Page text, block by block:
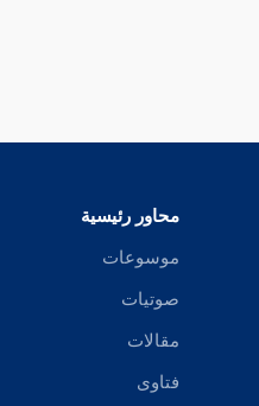
سورة القدر
سورة الزلزلة
سورة العاديات
محاور رئيسية
موسوعات
صوتيات
مقالات
فتاوى